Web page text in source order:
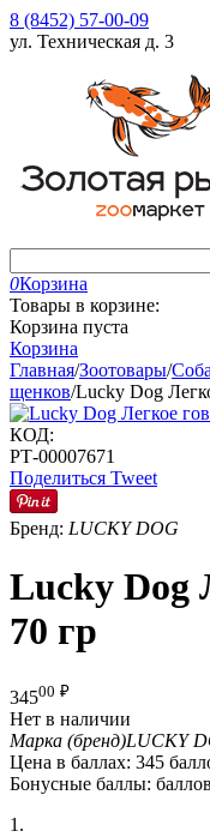
8 (8452) 57-00-09
ул. Техническая д. 3
0Корзина
Товары в корзине:
Корзина пуста
Корзина
Главная/Зоотовары/
щенков/Lucky Dog
КОД:
РТ-00007671
Поделиться Tweet
Бренд: LUCKY DOG
Lucky Dog
70 гр
34500 ₽
Нет в наличии
Марка (бренд)LUCKY
Цена в баллах: 345
Бонусные баллы: баллов
1.